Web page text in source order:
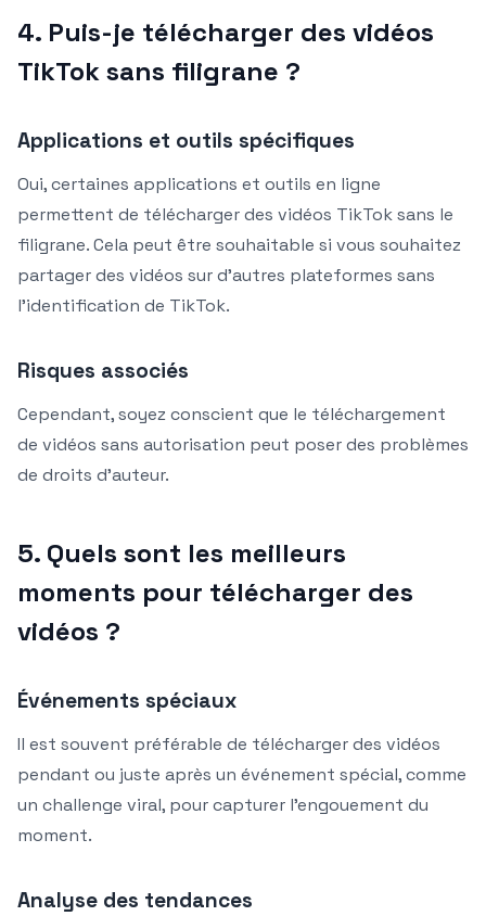
4. Puis-je télécharger des vidéos
TikTok sans filigrane ?
Applications et outils spécifiques
Oui, certaines applications et outils en ligne
permettent de télécharger des vidéos TikTok sans le
filigrane. Cela peut être souhaitable si vous souhaitez
partager des vidéos sur d’autres plateformes sans
l’identification de TikTok.
Risques associés
Cependant, soyez conscient que le téléchargement
de vidéos sans autorisation peut poser des problèmes
de droits d’auteur.
5. Quels sont les meilleurs
moments pour télécharger des
vidéos ?
Événements spéciaux
Il est souvent préférable de télécharger des vidéos
pendant ou juste après un événement spécial, comme
un challenge viral, pour capturer l’engouement du
moment.
Analyse des tendances